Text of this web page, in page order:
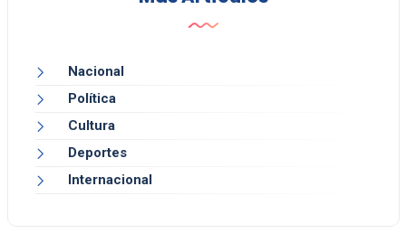
Nacional
Política
Cultura
Deportes
Internacional